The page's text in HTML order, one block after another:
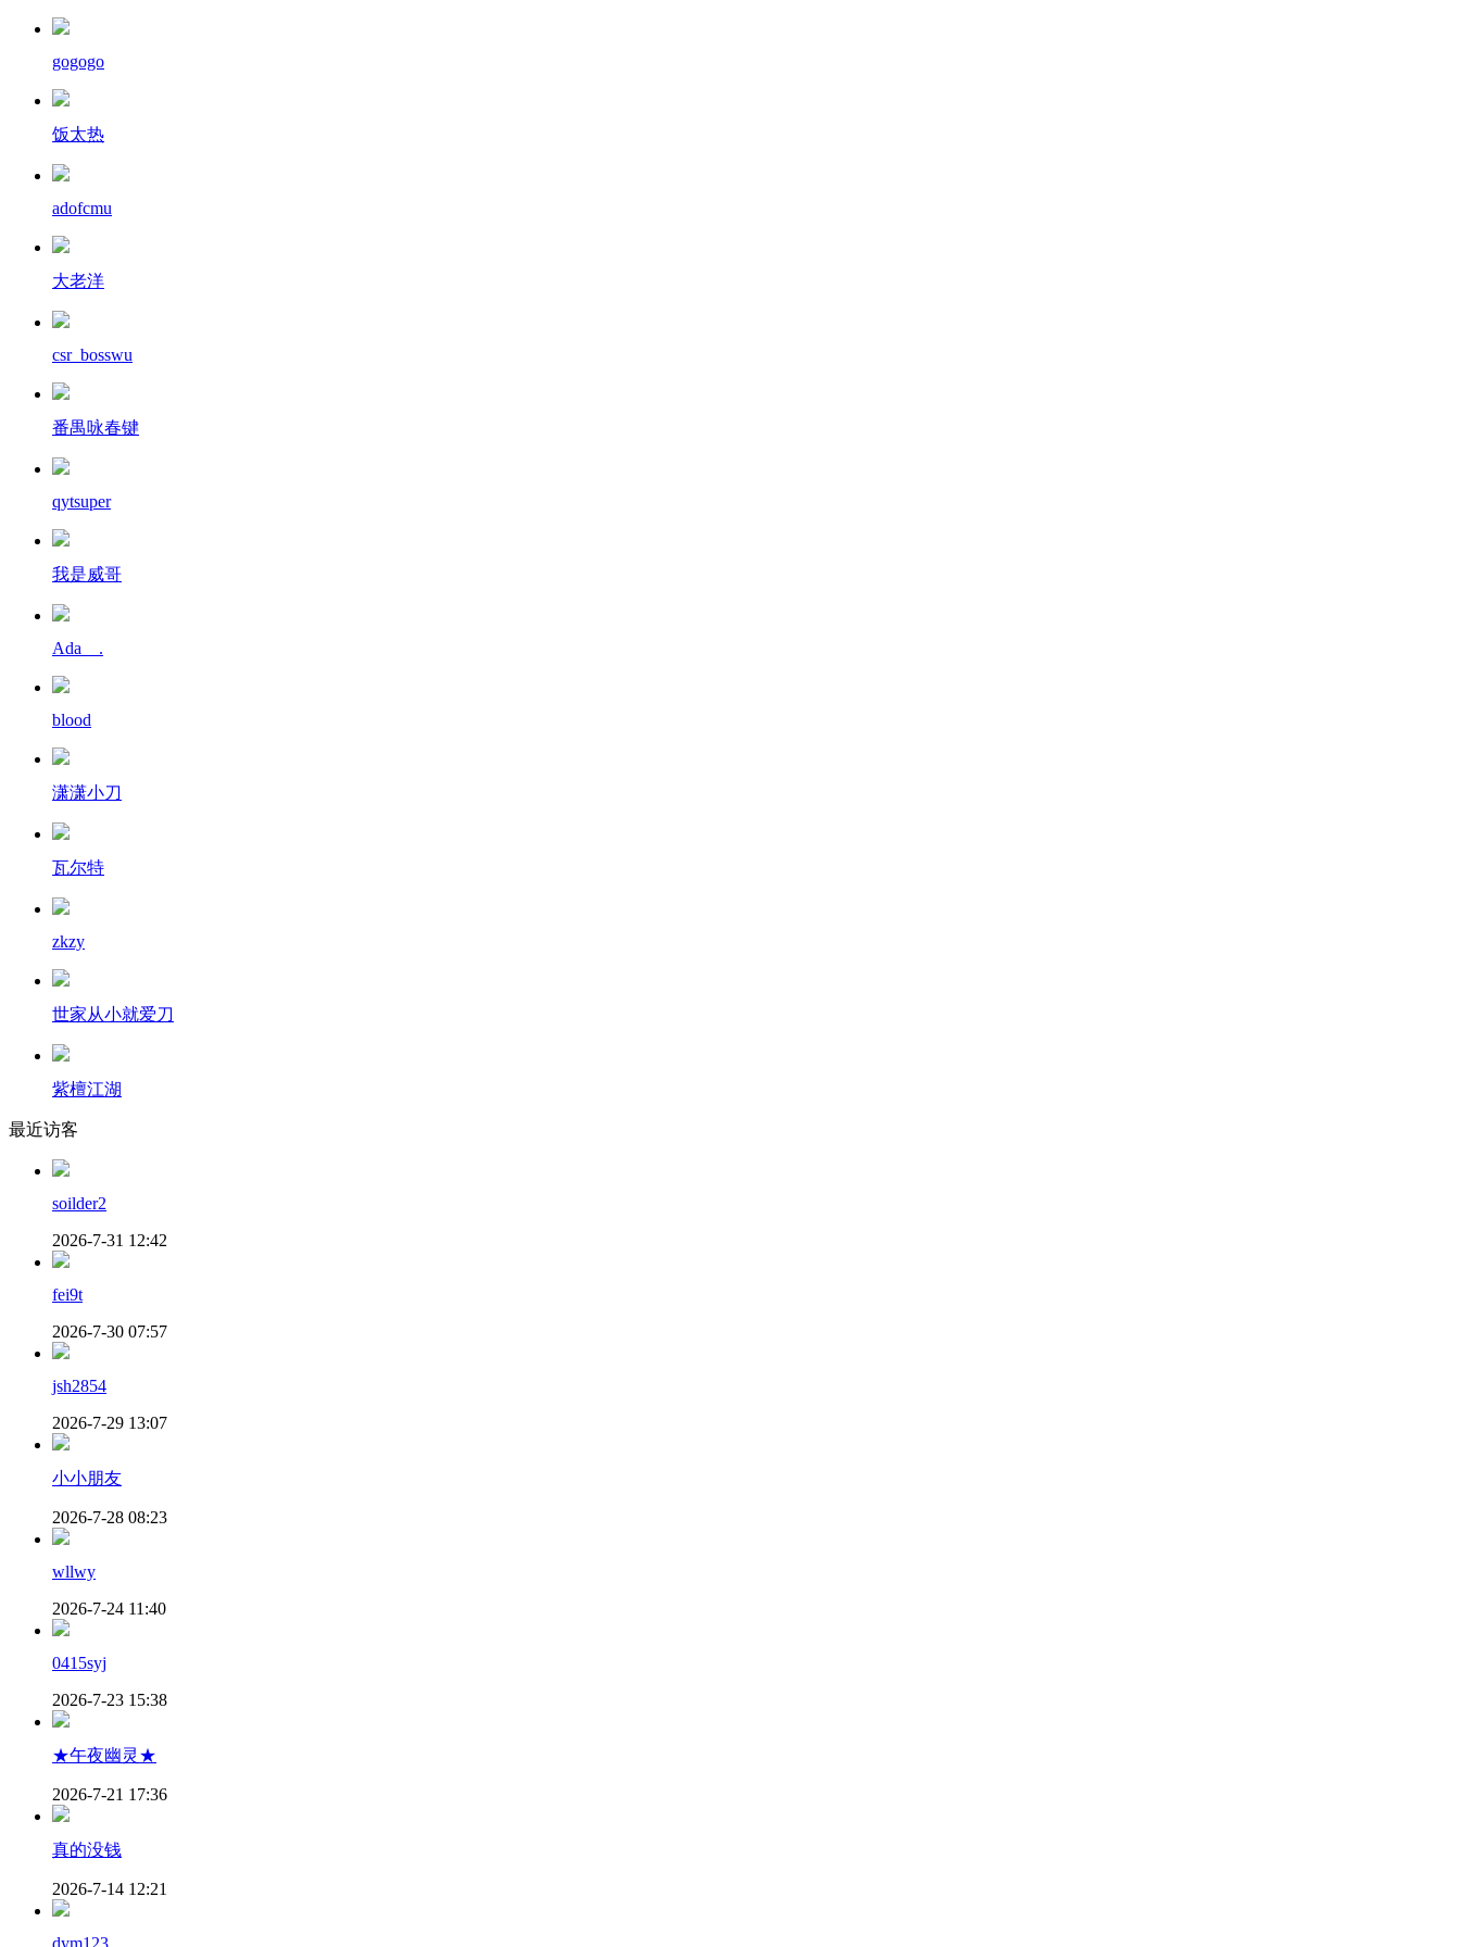
gogogo
饭太热
adofcmu
大老洋
csr_bosswu
番禺咏春键
qytsuper
我是威哥
Ada__.
blood
潇潇小刀
瓦尔特
zkzy
世家从小就爱刀
紫檀江湖
最近访客
soilder2
2026-7-31 12:42
fei9t
2026-7-30 07:57
jsh2854
2026-7-29 13:07
小小朋友
2026-7-28 08:23
wllwy
2026-7-24 11:40
0415syj
2026-7-23 15:38
★午夜幽灵★
2026-7-21 17:36
真的没钱
2026-7-14 12:21
dym123